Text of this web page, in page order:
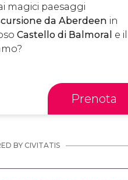
magici paesaggi
da Aberdeen in
Castello di Balmoral e il
Prenota
BY CIVITATIS